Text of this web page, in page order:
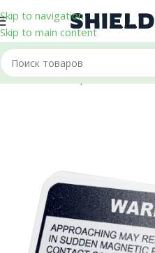
Skip to navigation
Skip to main content
Главная/Стикеры и Наклейки